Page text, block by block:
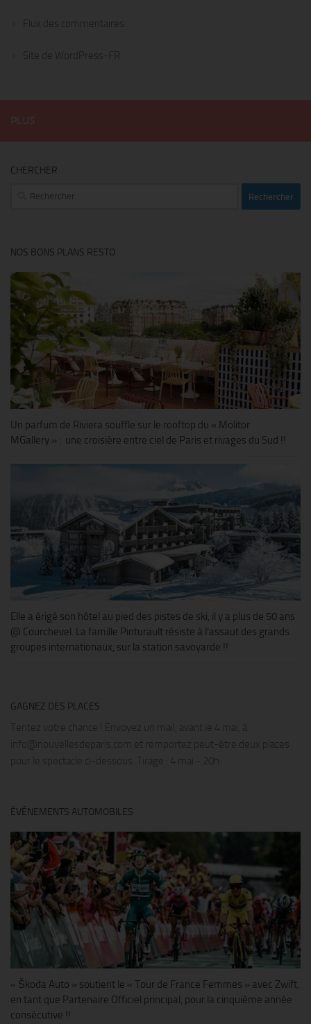
Flux des commentaires
Site de WordPress-FR
CHERCHER
Rechercher :
NOS BONS PLANS RESTO
Un parfum de Riviera souffle sur le rooftop du « Molitor
MGallery » : une croisière entre ciel de Paris et rivages du Sud !!
Elle a érigé son hôtel au pied des pistes de ski, il y a plus de 50 ans
@ Courchevel. La famille Pinturault résiste à l’assaut des grands
groupes internationaux, sur la station savoyarde !!
GAGNEZ DES PLACES
Tentez votre chance ! Envoyez un mail, avant le 4 mai, à
info@nouvellesdeparis.com et remportez peut-être deux places
pour le spectacle ci-dessous. Tirage : 4 mai - 20h
ÉVÉNEMENTS AUTOMOBILES
« Škoda Auto » soutient le « Tour de France Femmes » avec Zwift,
en tant que Partenaire Officiel principal, pour la cinquième année
consécutive !!